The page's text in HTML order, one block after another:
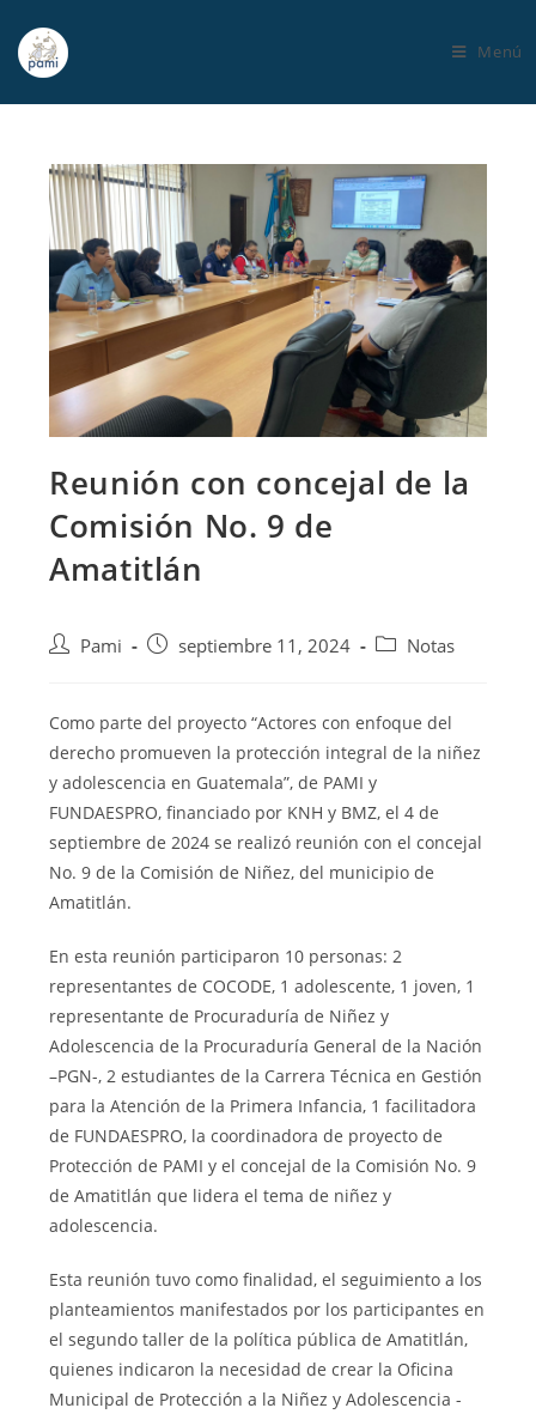
Menú
Reunión con concejal de la
Comisión No. 9 de
Amatitlán
Pami septiembre 11, 2024 Notas
Como parte del proyecto “Actores con enfoque del
derecho promueven la protección integral de la niñez
y adolescencia en Guatemala”, de PAMI y
FUNDAESPRO, financiado por KNH y BMZ, el 4 de
septiembre de 2024 se realizó reunión con el concejal
No. 9 de la Comisión de Niñez, del municipio de
Amatitlán.
En esta reunión participaron 10 personas: 2
representantes de COCODE, 1 adolescente, 1 joven, 1
representante de Procuraduría de Niñez y
Adolescencia de la Procuraduría General de la Nación
–PGN-, 2 estudiantes de la Carrera Técnica en Gestión
para la Atención de la Primera Infancia, 1 facilitadora
de FUNDAESPRO, la coordinadora de proyecto de
Protección de PAMI y el concejal de la Comisión No. 9
de Amatitlán que lidera el tema de niñez y
adolescencia.
Esta reunión tuvo como finalidad, el seguimiento a los
planteamientos manifestados por los participantes en
el segundo taller de la política pública de Amatitlán,
quienes indicaron la necesidad de crear la Oficina
Municipal de Protección a la Niñez y Adolescencia -